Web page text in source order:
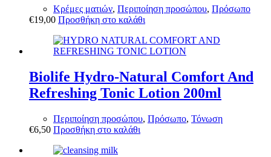
Κρέμες ματιών, Περιποίηση προσώπου, Πρόσωπο
€19,00 Προσθήκη στο καλάθι
Biolife Hydro-Natural Comfort And
Refreshing Tonic Lotion 200ml
Περιποίηση προσώπου, Πρόσωπο, Τόνωση
€6,50 Προσθήκη στο καλάθι